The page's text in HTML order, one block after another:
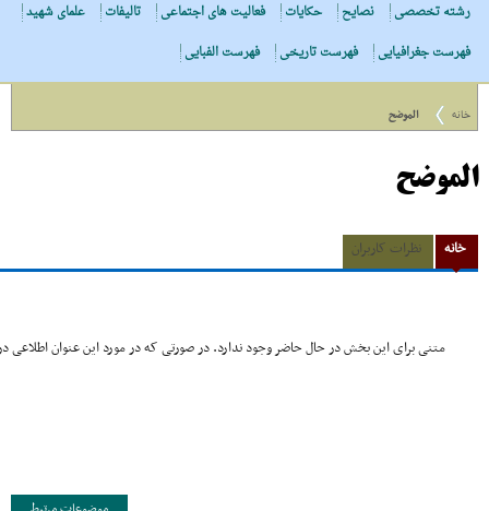
رشته تخصصی
نصایح حکایات فعالیت های اجتماعی تالیفات
علمای شهید
فهرست جغرافیایی
فهرست تاریخی فهرست الفبایی
خانه الموضح
الموضح
خانه نظرات کاربران
متنی برای این بخش در حال حاضر وجود ندارد. در صورتی که در مورد این عنوان اطلاعی